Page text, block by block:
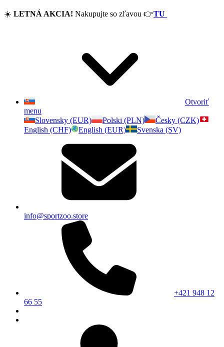
☀️ LETNÁ AKCIA! Nakupujte so zľavou 👉TU
Otvoriť
menu
Slovensky (EUR)
Polski (PLN)
Česky (CZK)
English (CHF)
English (EUR) Svenska (SV)
info@sportzoo.store
+421 948 12
66 55